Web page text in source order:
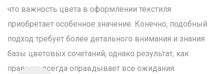
что важность цвета в оформлении текстиля
приобретает особенное значение. Конечно, подобный
подход требует более детального внимания и знания
базы цветовых сочетаний, однако результат, как
правило, всегда оправдывает все ожидания.